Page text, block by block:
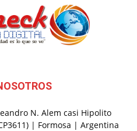
N. Alem casi Hipolito
| Formosa | Argentina